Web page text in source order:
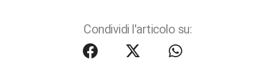
Condividi l'articolo su: